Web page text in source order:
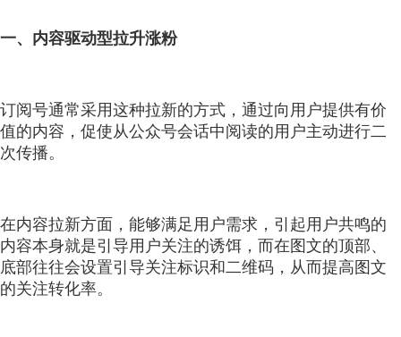
一、内容驱动型拉升涨粉
订阅号通常采用这种拉新的方式，通过向用户提供有价
值的内容，促使从公众号会话中阅读的用户主动进行二
次传播。
在内容拉新方面，能够满足用户需求，引起用户共鸣的
内容本身就是引导用户关注的诱饵，而在图文的顶部、
底部往往会设置引导关注标识和二维码，从而提高图文
的关注转化率。